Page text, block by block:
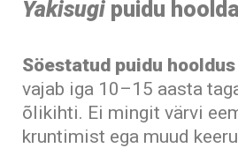
Yakisugi puidu
Söestatud puidu
vajab iga 10–15 aasta
õlikihti. Ei mingit värvi
kruntimist ega muud